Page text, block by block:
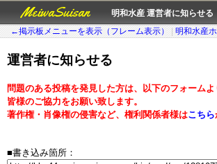
MeiwaSuisan
明和水産 運営者に知らせる
←掲示板メニューを表示（フレーム表示）
明和水産
運営者に知らせる
問題のある投稿を発見した方は、以下のフォーム
皆様のご協力をお願い致します。
著作権・肖像権の侵害など、権利関係者様はこちら
■書き込み箇所：